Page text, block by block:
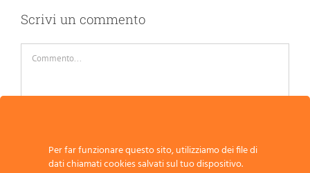
Scrivi un commento
Per far funzionare questo sito, utilizziamo dei file di
dati chiamati cookies salvati sul tuo dispositivo.